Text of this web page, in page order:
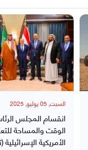
السبت, 05 يوليو, 2025
انقسام المجلس
الوقت والمساحة
الأمريكية